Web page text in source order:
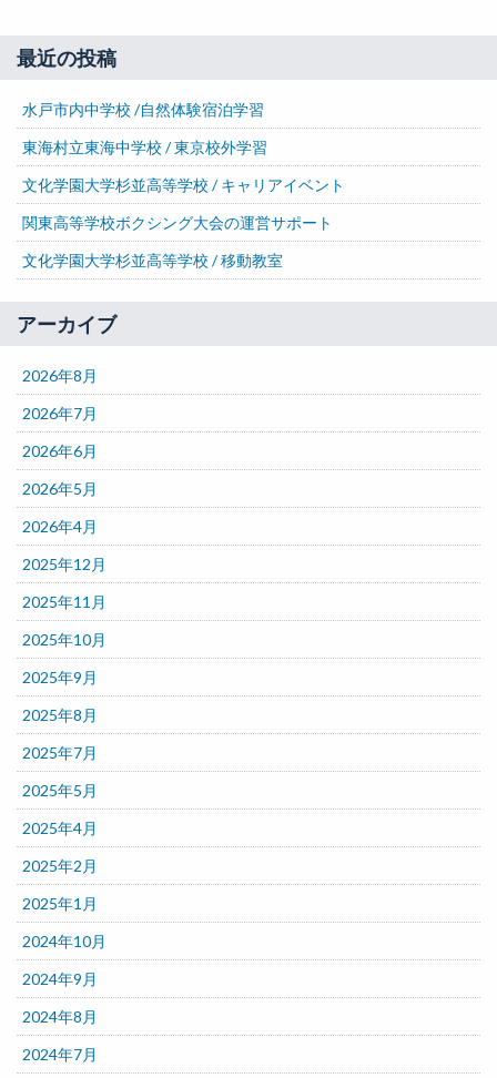
最近の投稿
水戸市内中学校 /自然体験宿泊学習
東海村立東海中学校 / 東京校外学習
文化学園大学杉並高等学校 / キャリアイベント
関東高等学校ボクシング大会の運営サポート
文化学園大学杉並高等学校 / 移動教室
アーカイブ
2026年8月
2026年7月
2026年6月
2026年5月
2026年4月
2025年12月
2025年11月
2025年10月
2025年9月
2025年8月
2025年7月
2025年5月
2025年4月
2025年2月
2025年1月
2024年10月
2024年9月
2024年8月
2024年7月